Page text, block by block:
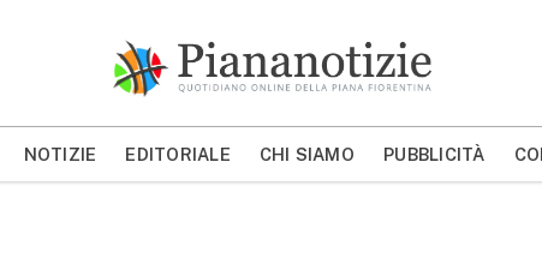
MOSTRA/NASCONDI CERCA
NOTIZIE EDITORIALE CHI SIAMO PUBBLICITÀ